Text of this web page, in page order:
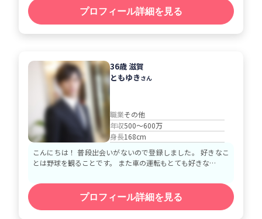
プロフィール詳細を見る
36歳 滋賀
ともゆきさん
職業その他
年収500～600万
身長168cm
こんにちは！ 普段出会いがないので登録しました。 好きなこ
とは野球を観ることです。 また車の運転もとても好きな…
プロフィール詳細を見る